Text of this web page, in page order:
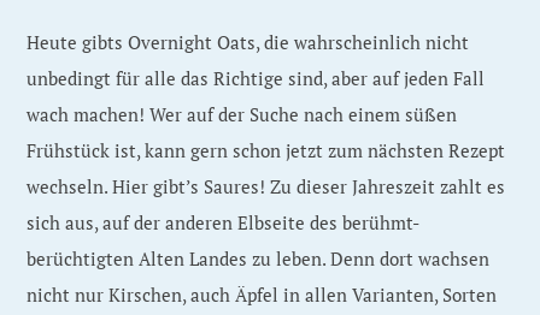
Heute gibts Overnight Oats, die wahrscheinlich nicht
unbedingt für alle das Richtige sind, aber auf jeden Fall
wach machen! Wer auf der Suche nach einem süßen
Frühstück ist, kann gern schon jetzt zum nächsten Rezept
wechseln. Hier gibt’s Saures! Zu dieser Jahreszeit zahlt es
sich aus, auf der anderen Elbseite des berühmt-
berüchtigten Alten Landes zu leben. Denn dort wachsen
nicht nur Kirschen, auch Äpfel in allen Varianten, Sorten